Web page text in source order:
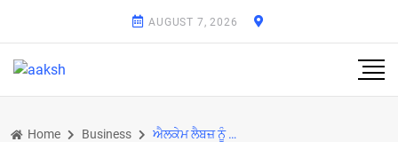
AUGUST 7, 2026
Home Business ਐਲਕੇਮ ਲੈਬਜ਼ ਨੂੰ ਜੀ. ਐੱਸ. ਟੀ. ਵਿਭਾਗ ਤੋਂ ਮਿਲਿਆ ਨੋਟਿਸ